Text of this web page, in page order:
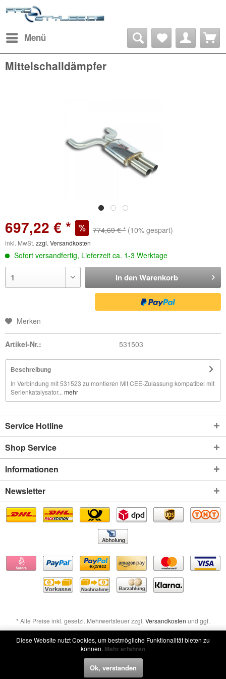
Menü
Mittelschalldämpfer
697,22 € * 774,69 € * (10% gespart)
inkl. MwSt. zzgl. Versandkosten
Sofort versandfertig, Lieferzeit ca. 1-3 Werktage
In den Warenkorb
Merken
Artikel-Nr.: 531503
Beschreibung
In Verbindung mit 531523 zu montieren Mit CEE-Zulassung kompatibel mit
Serienkatalysator... mehr
Service Hotline
Shop Service
Informationen
Newsletter
* Alle Preise inkl. gesetzl. Mehrwertsteuer zzgl. Versandkosten und ggf.
Nachnahmegebühren, wenn nicht anders beschrieben
Widerruf erklären
Diese Website nutzt Cookies, um bestmögliche Funktionalität bieten zu
können. Mehr erfahren
Ok, verstanden